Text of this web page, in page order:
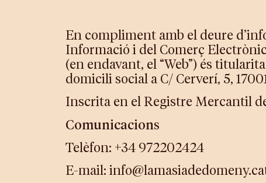
En compliment amb el deure
Informació i del Comerç
(en endavant, el “Web”) és
domicili social a C/ Cerverí, 5,
Inscrita en el Registre Mercantil
Comunicacions
Telèfon: +34 972202424
E-mail: